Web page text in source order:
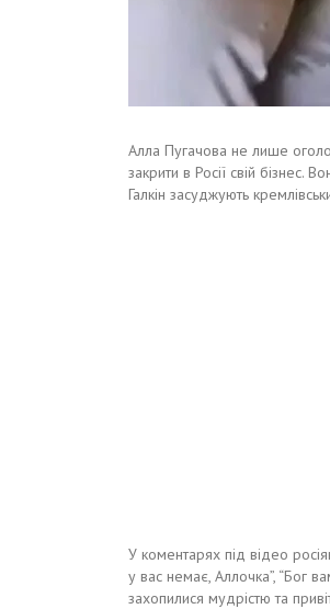
Алла Пугачова не лише
закрити в Росії свій бізнес.
Галкін засуджують
У коментарях під відео
у вас немає, Аллочка”, “Бог
захопилися мудрістю та